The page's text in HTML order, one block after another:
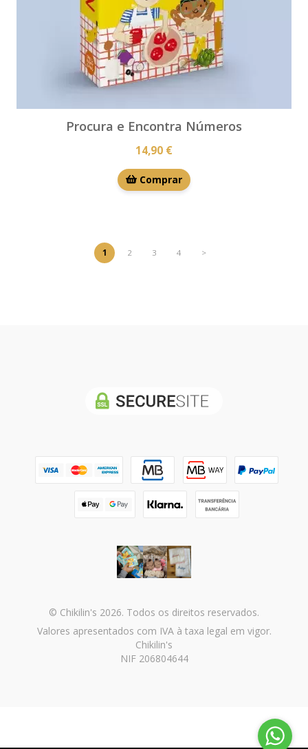
Procura e Encontra Números
14,90 €
Comprar
1 2 3 4 >
© Chikilin's 2026. Todos os direitos reservados.
Valores apresentados com IVA à taxa legal em vigor.
Chikilin's
NIF 206804644